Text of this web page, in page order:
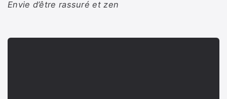
Envie d’être rassuré et zen